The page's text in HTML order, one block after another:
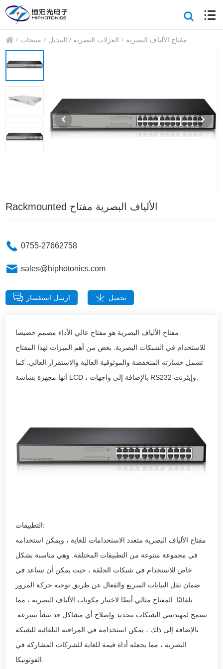
منتجات العزلات البصرية / التبديل مفتاح الألياف البصرية
Rackmounted الألياف البصرية مفتاح
0755-27662758
sales@hiphotonics.com
ارسل استفسار تحميل
مفتاح الألياف البصرية هو مفتاح عالي الأداء مصمم خصيصا
للاستخدام في الشبكات البصرية. بعض من أهم الميزات لهذا المفتاح
تشمل خسارته المنخفضة والموثوقية العالية والاستقرار العالي. كما
التطبيقات:
مفتاح الألياف البصرية متعدد الاستخدامات للغاية ، ويمكن استخدامه
في مجموعة متنوعة من التطبيقات المختلفة. وهي مناسبة بشكل
خاص للاستخدام في شبكات الحلقة ، حيث يمكن أن تساعد في
ضمان نقل البيانات السريع والفعال عن طريق توجيه حركة المرور
تلقائيًا. المفتاح مثالي أيضًا لاختبار مكونات الألياف البصرية ، مما
يسمح لمهندسي الشبكات بتحديد وإصلاح أي مشاكل قد تنشأ بسرعة.
بالإضافة إلى ذلك ، يمكن استخدامه في المراقبة التلقائية للشبكة
البصرية ، مما يجعله أداة قيمة للغاية للشركات المشاركة في